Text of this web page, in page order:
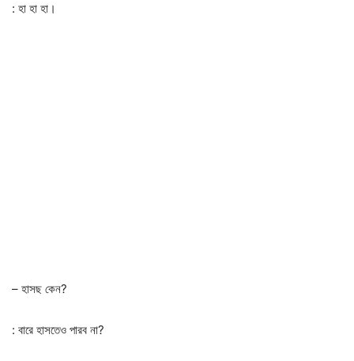
: হা হা হা।
– হাসছ কেন?
: বারে হাসতেও পারব না?